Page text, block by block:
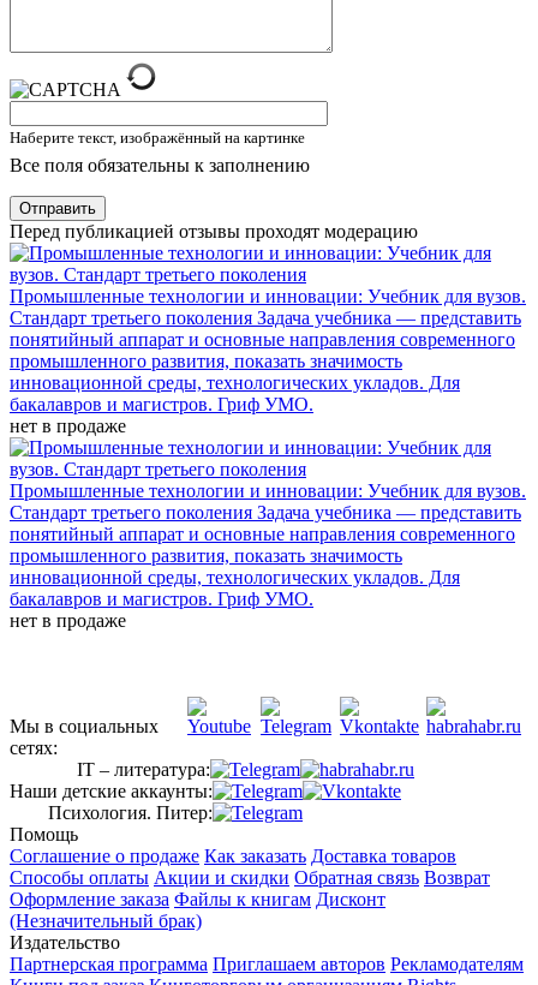
Наберите текст, изображённый на картинке
Все поля обязательны к заполнению
Отправить
Перед публикацией отзывы проходят модерацию
Промышленные технологии и инновации: Учебник для вузов.
Стандарт третьего поколения Задача учебника — представить
понятийный аппарат и основные направления современного
промышленного развития, показать значимость
инновационной среды, технологических укладов. Для
бакалавров и магистров. Гриф УМО.
нет в продаже
Промышленные технологии и инновации: Учебник для вузов.
Стандарт третьего поколения Задача учебника — представить
понятийный аппарат и основные направления современного
промышленного развития, показать значимость
инновационной среды, технологических укладов. Для
бакалавров и магистров. Гриф УМО.
нет в продаже
Мы в социальных
сетях:
IT – литература:
Наши детские аккаунты:
Психология. Питер:
Помощь
Соглашение о продаже Как заказать Доставка товаров
Способы оплаты Акции и скидки Обратная связь Возврат
Оформление заказа Файлы к книгам Дисконт
(Незначительный брак)
Издательство
Партнерская программа Приглашаем авторов Рекламодателям